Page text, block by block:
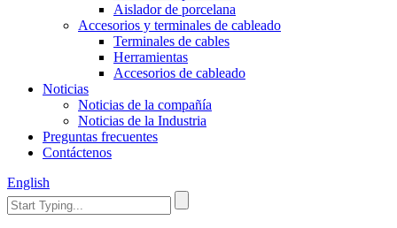
Aislador de porcelana
Accesorios y terminales de cableado
Terminales de cables
Herramientas
Accesorios de cableado
Noticias
Noticias de la compañía
Noticias de la Industria
Preguntas frecuentes
Contáctenos
English